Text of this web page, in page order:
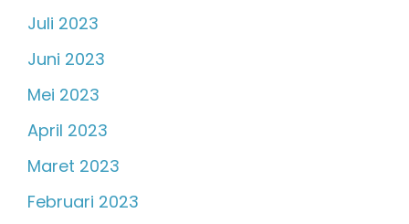
Juli 2023
Juni 2023
Mei 2023
April 2023
Maret 2023
Februari 2023